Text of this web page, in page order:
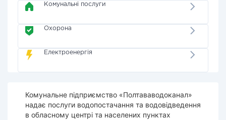
Комунальні послуги
Охорона
Електроенергія
Комунальне підприємство «Полтававодоканал»
надає послуги водопостачання та водовідведення
в обласному центрі та населених пунктах